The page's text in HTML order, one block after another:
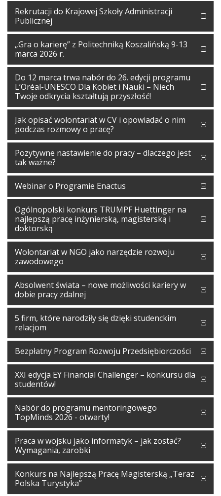
Rekrutacji do Krajowej Szkoły Administracji
Publicznej
„Gra o karierę” z Politechniką Koszalińską 9-13
marca 2026 r.
Do 12 marca trwa nabór do 26. edycji programu
L’Oréal-UNESCO Dla Kobiet i Nauki – Niech
Twoje odkrycia kształtują przyszłość!
Jak opisać wolontariat w CV i opowiadać o nim
podczas rozmowy o pracę?
Pozytywne nastawienie do pracy – dlaczego jest
tak ważne?
Webinar o Programie Enactus
Ogólnopolski konkurs TRUMPF Huettinger na
najlepszą pracę inżynierską, magisterską i
doktorską
Wolontariat w NGO jako narzędzie rozwoju
zawodowego
Absolwent świata – nowe możliwości kariery w
dobie pracy zdalnej
5 firm, które narodziły się dzięki studenckim
relacjom
Bezpłatny Program Rozwoju Przedsiębiorczości
XXI edycja EY Financial Challenger – konkursu dla
studentów!
Nabór do programu mentoringowego
TopMinds 2026 - otwarty!
Praca w wojsku jako informatyk – jak zostać?
Wymagania, zarobki
Konkurs na Najlepszą Pracę Magisterską „Teraz
Polska Turystyka”